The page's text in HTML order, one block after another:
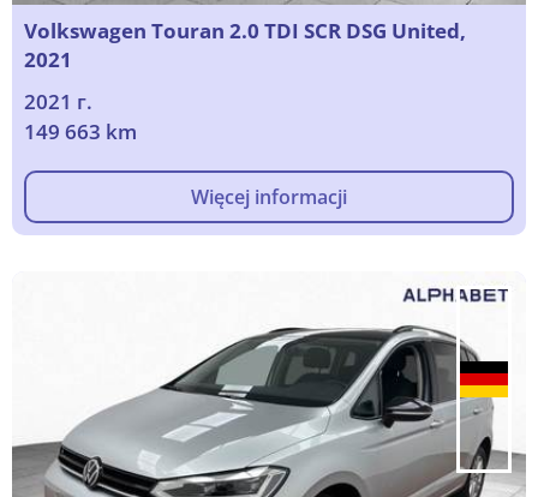
Volkswagen Touran 2.0 TDI SCR DSG United,
2021
2021 г.
149 663 km
Więcej informacji